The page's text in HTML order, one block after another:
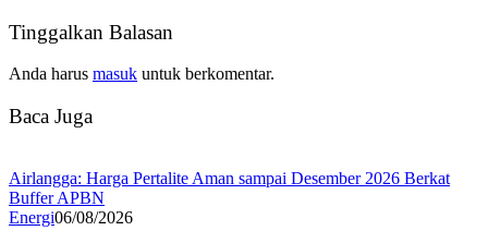
Tinggalkan Balasan
Anda harus masuk untuk berkomentar.
Baca Juga
Airlangga: Harga Pertalite Aman sampai Desember 2026 Berkat
Buffer APBN
Energi06/08/2026